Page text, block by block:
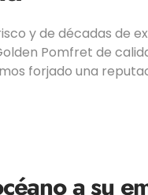
y de décadas de
Pomfret de
forjado una
a su